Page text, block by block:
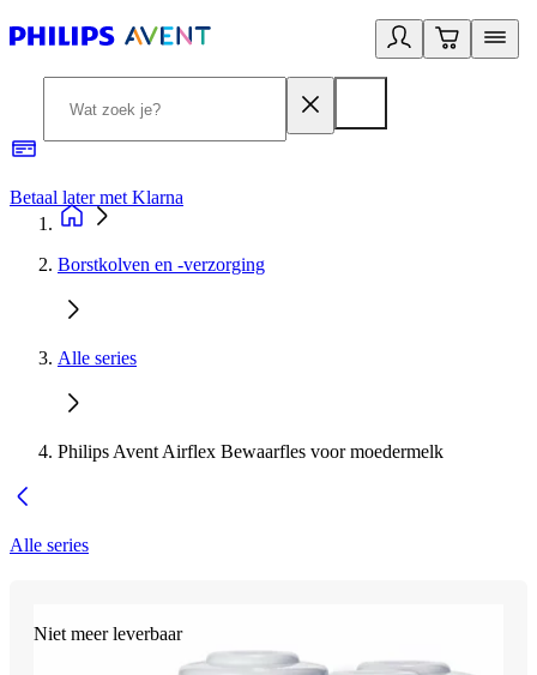
Betaal later met Klarna
Borstkolven en -verzorging
Alle series
Philips Avent Airflex Bewaarfles voor moedermelk
Alle series
Niet meer leverbaar